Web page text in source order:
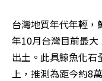
台灣地質年代年輕
年10月台灣目前最
出土。此具鯨魚化石
上，推測為距今約8